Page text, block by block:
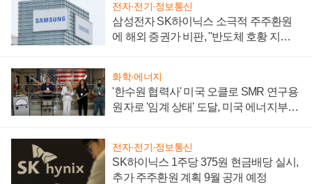
전자·전기·정보통신
삼성전자 SK하이닉스 소극적 주주환원
에 해외 증권가 비판, "반도체 호황 지속
화학·에너지
'한수원 협력사' 미국 오클로 SMR 연구용
원자로 '임계 상태' 도달, 미국 에너지부
전자·전기·정보통신
SK하이닉스 1주당 375원 현금배당 실시,
추가 주주환원 계획 9월 공개 예정